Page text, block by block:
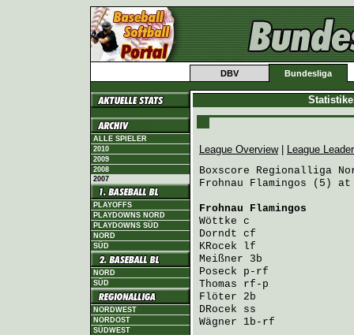
DBV Bundesliga
ALLE SPIELER
2010
2009
2008
2007
PLAYOFFS
PLAYDOWNS NORD
PLAYDOWNS SÜD
NORD
SÜD
NORD
SÜD
NORDWEST
NORDOST
SÜDWEST
League Overview|
League
Boxscore Regionalliga
Frohnau Flamingos (5) at
Frohnau Flamingos
Wöttke c
Dorndt cf
KRocek lf
Meißner 3b
Poseck p-rf
Thomas rf-p
Flöter 2b
DRocek ss
Wägner 1b-rf